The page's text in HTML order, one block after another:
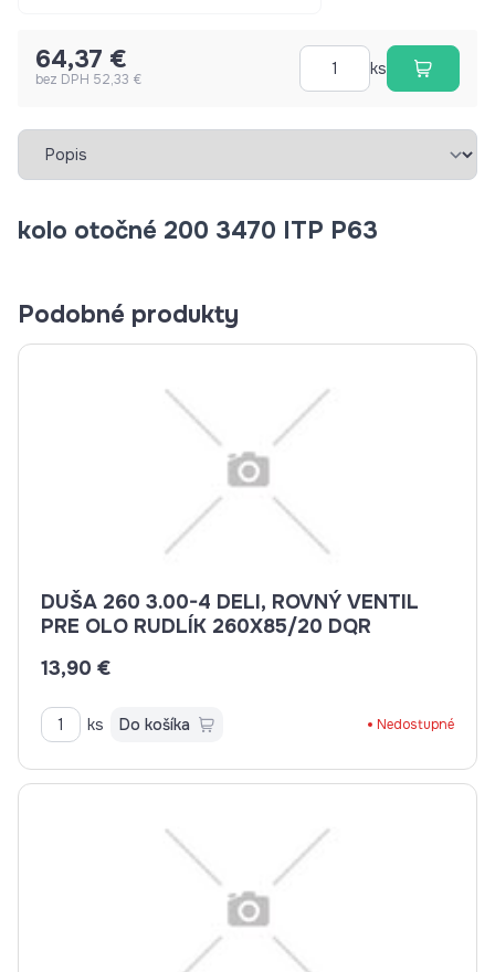
64,37 €
bez DPH 52,33 €
ks
Vybrať záložku
kolo otočné 200 3470 ITP P63
Podobné produkty
DUŠA 260 3.00-4 DELI, ROVNÝ VENTIL
PRE OLO RUDLÍK 260X85/20 DQR
13,90 €
ks Do košíka Nedostupné